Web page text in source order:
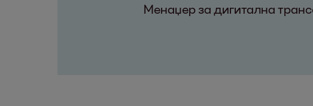
Менаџер за дигитална